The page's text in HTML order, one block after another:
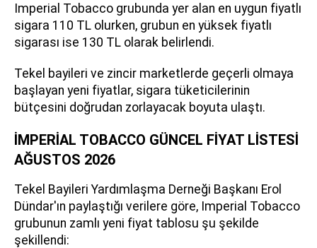
Imperial Tobacco grubunda yer alan en uygun fiyatlı
sigara 110 TL olurken, grubun en yüksek fiyatlı
sigarası ise 130 TL olarak belirlendi.
Tekel bayileri ve zincir marketlerde geçerli olmaya
başlayan yeni fiyatlar, sigara tüketicilerinin
bütçesini doğrudan zorlayacak boyuta ulaştı.
İMPERİAL TOBACCO GÜNCEL FİYAT LİSTESİ
AĞUSTOS 2026
Tekel Bayileri Yardımlaşma Derneği Başkanı Erol
Dündar'ın paylaştığı verilere göre, Imperial Tobacco
grubunun zamlı yeni fiyat tablosu şu şekilde
şekillendi: